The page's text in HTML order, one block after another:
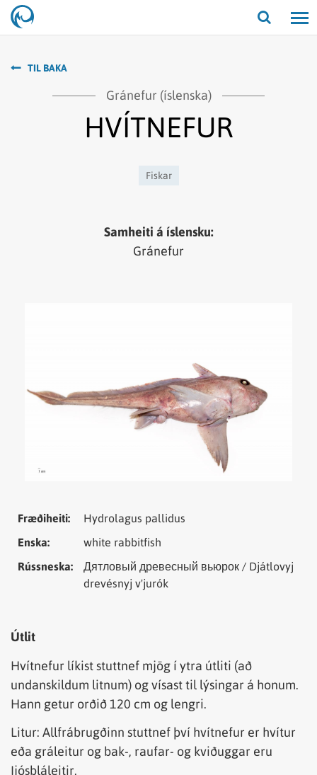
Opna/
TIL BAKA
Gránefur (íslenska)
HVÍTNEFUR
Fiskar
Samheiti á íslensku:
Gránefur
Tungumál Samheiti
Fræðiheiti:
Hydrolagus pallidus
Enska:
white rabbitfish
Rússneska:
Дятловый древесный вьюрок / Djátlovyj
drevésnyj v'jurók
Útlit
Hvítnefur líkist stuttnef mjög í ytra útliti (að
undanskildum litnum) og vísast til lýsingar á honum.
Hann getur orðið 120 cm og lengri.
Litur: Allfrábrugðinn stuttnef því hvítnefur er hvítur
eða gráleitur og bak-, raufar- og kviðuggar eru
Ijósbláleitir.